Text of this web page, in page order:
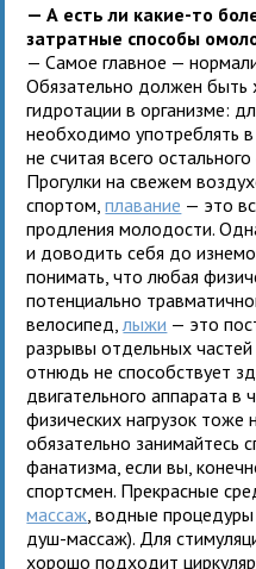
— А есть ли какие-то
затратные способы
— Самое главное —
Обязательно должен быть
гидротации в организме:
необходимо употреблять
не считая всего
Прогулки на свежем
спортом,плавание — это
продления молодости.
и доводить себя до
понимать, что любая
потенциально
велосипед,лыжи — это
разрывы отдельных
отнюдь не способствует
двигательного аппарата в
физических нагрузок тоже
обязательно занимайтесь
фанатизма, если вы,
спортсмен. Прекрасные
массаж , водные
душ-массаж). Для
хорошо подходит